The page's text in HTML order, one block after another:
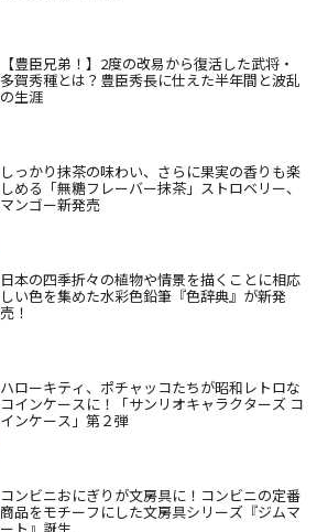
【豊臣兄弟！】2度の改易から復活した武将・
多賀秀種とは？豊臣秀長に仕えた半年間と波乱
の生涯
しっかり抹茶の味わい、さらに果実の香りも楽
しめる「無糖フレーバー抹茶」ストロベリー、
マンゴー新発売
日本の四季折々の植物や情景を描くことに相応
しい色を集めた水彩色鉛筆『色辞典』が新発
売！
ハローキティ、ポチャッコたちが昭和レトロな
コインケースに！「サンリオキャラクターズ コ
インケース」第２弾
コンビニおにぎりが文房具に！コンビニの定番
商品をモチーフにした文房具シリーズ『ジムマ
ート』誕生